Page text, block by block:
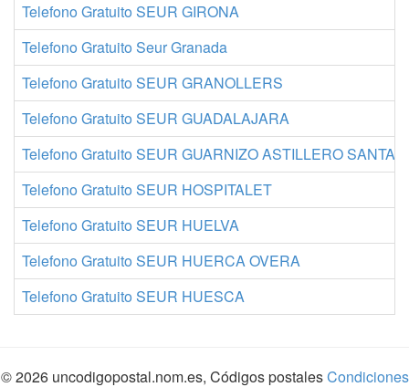
Telefono Gratuito SEUR GIRONA
Telefono Gratuito Seur Granada
Telefono Gratuito SEUR GRANOLLERS
Telefono Gratuito SEUR GUADALAJARA
Telefono Gratuito SEUR GUARNIZO ASTILLERO
Telefono Gratuito SEUR HOSPITALET
Telefono Gratuito SEUR HUELVA
Telefono Gratuito SEUR HUERCA OVERA
Telefono Gratuito SEUR HUESCA
© 2026 uncodigopostal.nom.es, Códigos postalesCondiciones